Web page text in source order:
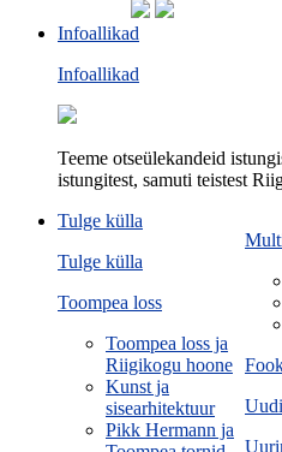
Infoallikad
Infoallikad
Teeme otseülekandeid
istungitest, samuti teistest
Tulge külla
Tulge külla
Toompea loss
Toompea loss ja
Riigikogu hoone
Kunst ja
sisearhitektuur
Pikk Hermann ja